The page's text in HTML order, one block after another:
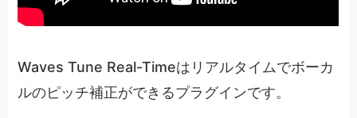
Waves Tune Real-Timeはリアルタイムでボーカ
ルのピッチ補正ができるプラグインです。